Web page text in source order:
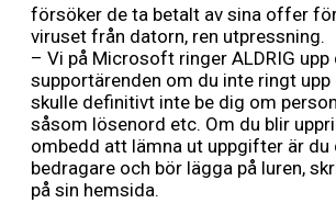
försöker de ta betalt av sina offer
viruset från datorn, ren utpressning.
– Vi på Microsoft ringer ALDRIG upp
supportärenden om du inte ringt
skulle definitivt inte be dig om
såsom lösenord etc. Om du blir
ombedd att lämna ut uppgifter är du
bedragare och bör lägga på luren,
på sin hemsida.